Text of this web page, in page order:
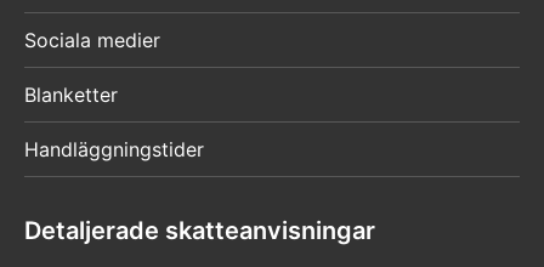
Sociala medier
Blanketter
Handläggningstider
Detaljerade skatteanvisningar